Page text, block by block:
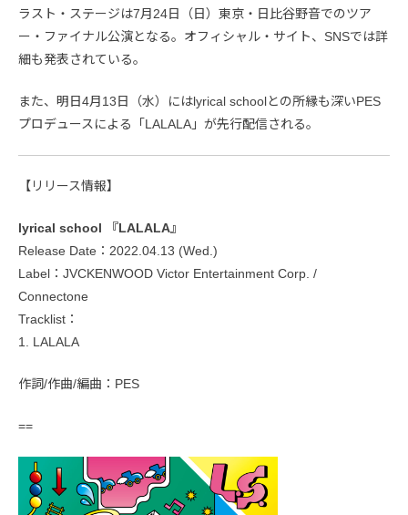
ラスト・ステージは7月24日（日）東京・日比谷野音でのツア
ー・ファイナル公演となる。オフィシャル・サイト、SNSでは詳
細も発表されている。
また、明日4月13日（水）にはlyrical schoolとの所縁も深いPES
プロデュースによる「LALALA」が先行配信される。
【リリース情報】
lyrical school 『LALALA』
Release Date：2022.04.13 (Wed.)
Label：JVCKENWOOD Victor Entertainment Corp. /
Connectone
Tracklist：
1. LALALA
作詞/作曲/編曲：PES
==